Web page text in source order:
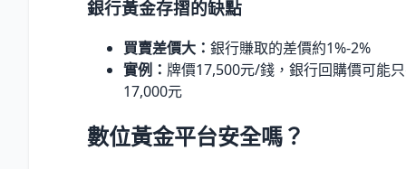
銀行黃金存摺的缺點
買賣差價大： 銀行賺取的差價約1%-2%
實例： 牌價17,500元/錢，銀行回購價可能
17,000元
數位黃金平台安全嗎？